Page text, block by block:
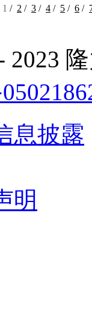
1 / 2 / 3 / 4 / 5 / 6 /
2023
息披露
明